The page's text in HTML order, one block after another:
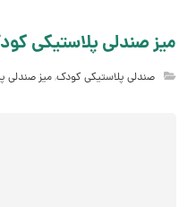
میز صندلی پلاستیکی
صندلی پلاستیکی کودک,میز صندلی